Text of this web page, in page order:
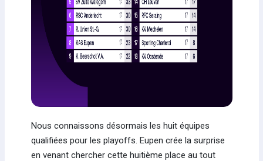
Nous connaissons désormais les huit équipes
qualifiées pour les playoffs. Eupen crée la surprise
en venant chercher cette huitième place au tout